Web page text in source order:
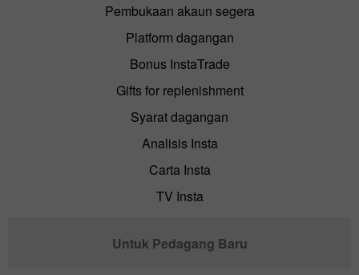
Pembukaan akaun segera
Platform dagangan
Bonus InstaTrade
Gifts for replenishment
Syarat dagangan
Analisis Insta
Carta Insta
TV Insta
Untuk Pedagang Baru